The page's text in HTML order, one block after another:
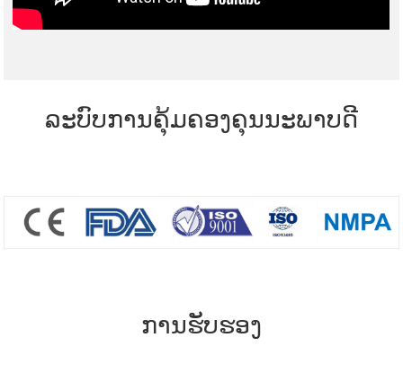
ລະບົບການຄຸ້ມຄອງຄຸນນະພາບດີ
ການຮັບຮອງ